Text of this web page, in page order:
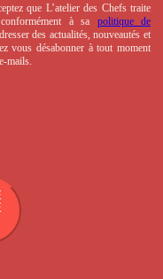
que L’atelier des Chefs traite
à sa politique de
des actualités, nouveautés et
vous désabonner à tout moment
mails.